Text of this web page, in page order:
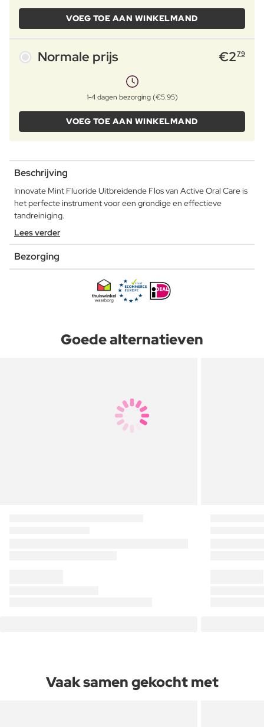
VOEG TOE AAN WINKELMAND
Normale prijs €279
1-4 dagen bezorging (€5.95)
VOEG TOE AAN WINKELMAND
Beschrijving
Innovate Mint Fluoride Uitbreidende Flos van Active Oral Care is
het perfecte instrument voor een grondige en effectieve
tandreiniging.
Lees verder
Bezorging
Goede alternatieven
Vaak samen gekocht met